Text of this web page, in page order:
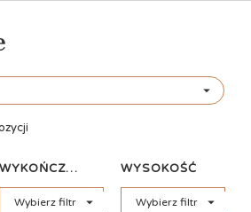

WYKOŃCZENIE
Wybierz filtr 
WYSOKOŚĆ
Wybierz filtr 